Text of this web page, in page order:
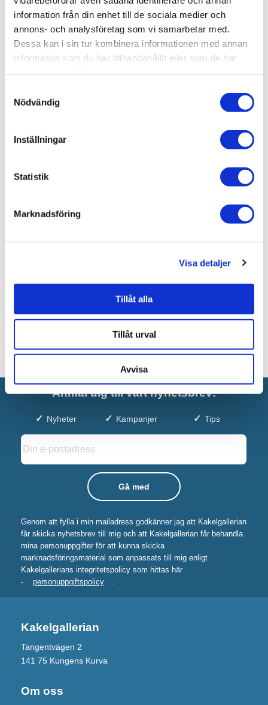
information från din enhet till de sociala medier och
annons- och analysföretag som vi samarbetar med.
Dessa kan i sin tur kombinera informationen med annan
information som du har tillhandahållit eller som de har
Nödvändig
Inställningar
Statistik
Marknadsföring
Visa detaljer
Tillåt alla
Tillåt urval
Avvisa
Golv & vägg /
Lhådös Oxford Sage 12,3x12,3
Anmäl dig till vårt nyhetsbrev!
Nyheter Kampanjer Tips
Genom att fylla i min mailadress godkänner jag att Kakelgallerian
får skicka nyhetsbrev till mig och att Kakelgallerian får behandla
mina personuppgifter för att kunna skicka
marknadsföringsmaterial som anpassats till mig enligt
Kakelgallerians integritetspolicy som hittas här
-
personuppgiftspolicy .
Kakelgallerian
Tangentvägen 2
141 75 Kungens Kurva
Om oss